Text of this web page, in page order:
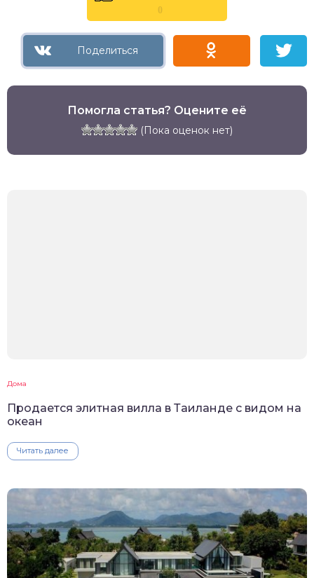
0
Помогла статья? Оцените её
(Пока оценок нет)
Дома
Продается элитная вилла в Таиланде с видом на
океан
Читать далее